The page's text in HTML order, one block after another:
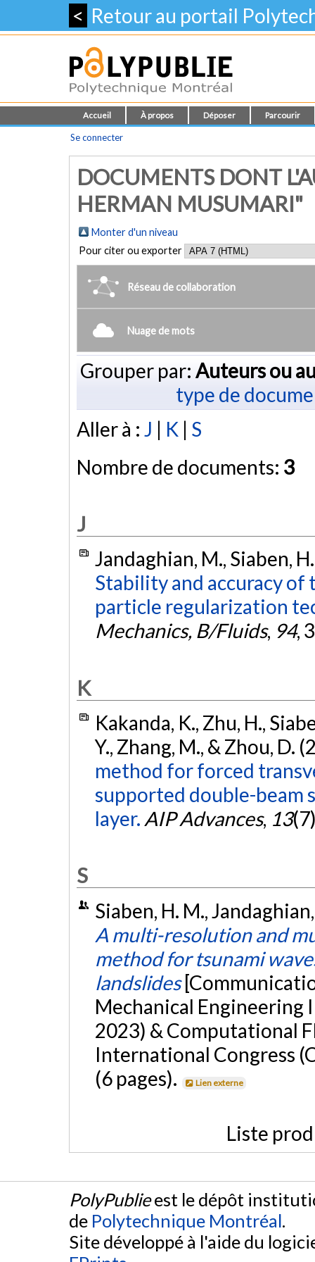
< Retour au portail
Accueil À propos Déposer Parcourir
Se connecter
DOCUMENTS DONT
HERMAN MUSUMARI"
Monter d'un niveau
Pour citer ou exporter
Réseau de collaboration
Nuage de mots
Grouper par: Auteurs ou
type de
Aller à : J | K | S
Nombre de documents: 3
J
Jandaghian, M., Siaben,
Stability and accuracy of
particle regularization
Mechanics, B/Fluids, 94,
K
Kakanda, K., Zhu, H.,
Y., Zhang, M., & Zhou, D.
method for forced
supported double-beam
layer. AIP Advances, 13
S
Siaben, H. M.,
A multi-resolution and
method for tsunami
landslides
Mechanical Engineering
2023) & Computational
International Congress
(6 pages).
Lien externe
Liste
PolyPublieest le dépôt
de Polytechnique Montréal.
Site développé à l'aide du